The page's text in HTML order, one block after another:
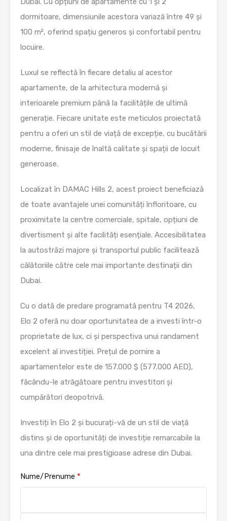
dormitoare, dimensiunile acestora variază între 49 și
100 m², oferind spațiu generos și confortabil pentru
locuire.
Luxul se reflectă în fiecare detaliu al acestor
apartamente, de la arhitectura modernă și
interioarele premium până la facilitățile de ultimă
generație. Fiecare unitate este meticulos proiectată
pentru a oferi un stil de viață de excepție, cu bucătării
moderne, finisaje de înaltă calitate și spații de locuit
generoase.
Localizat în DAMAC Hills 2, acest proiect beneficiază
de toate avantajele unei comunități înfloritoare, cu
proximitate la centre comerciale, spitale, opțiuni de
divertisment și alte facilități esențiale. Accesibilitatea
la autostrăzi majore și transportul public facilitează
călătoriile către cele mai importante destinații din
Dubai.
Cu o dată de predare programată pentru T4 2026,
Elo 2 oferă nu doar oportunitatea de a investi într-o
proprietate de lux, ci și perspectiva unui randament
excelent al investiției. Prețul de pornire a
apartamentelor este de 157.000 $ (577.000 AED),
făcându-le atrăgătoare pentru investitori și
cumpărători deopotrivă.
Investiți în Elo 2 și bucurați-vă de un stil de viață
distins și de oportunități de investiție remarcabile la
una dintre cele mai prestigioase adrese din Dubai.
Nume/Prenume *